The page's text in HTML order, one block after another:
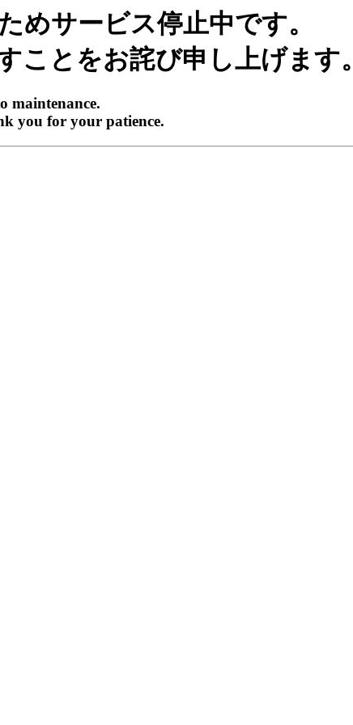
めサービス停止中です。
ことをお詫び申し上げます。
maintenance.
you for your patience.